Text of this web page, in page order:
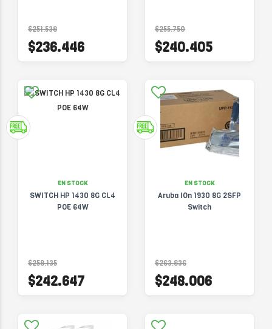
$251.538
$236.446
$255.750
$240.405
EN STOCK
SWITCH HP 1430 8G CL4
POE 64W
$258.135
$242.647
EN STOCK
Aruba IOn 1930 8G 2SFP
Switch
$263.836
$248.006